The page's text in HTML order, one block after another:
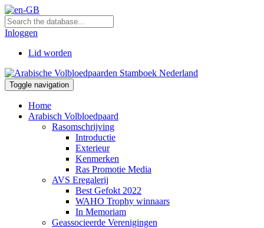
Inloggen
Lid worden
Toggle navigation
Home
Arabisch Volbloedpaard
Rasomschrijving
Introductie
Exterieur
Kenmerken
Ras Promotie Media
AVS Eregalerij
Best Gefokt 2022
WAHO Trophy winnaars
In Memoriam
Geassocieerde Verenigingen